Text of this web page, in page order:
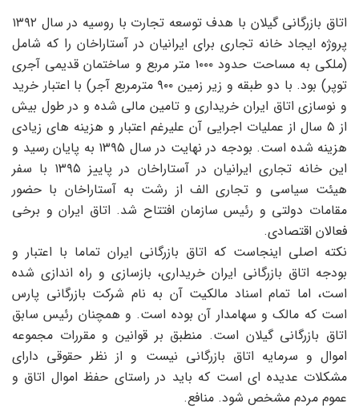
اتاق بازرگانی گیلان با هدف توسعه تجارت با روسیه در سال ۱۳۹۲
پروژه ایجاد خانه تجاری برای ایرانیان در آستاراخان را که شامل
(ملکی به مساحت حدود ۱۰۰۰ متر مربع و ساختمان قدیمی آجری
توپر) بود. با دو طبقه و زیر زمین ۹۰۰ مترمربع آجر) با اعتبار خرید
و نوسازی اتاق ایران خریداری و تامین مالی شده و در طول بیش
از ۵ سال از عملیات اجرایی آن علیرغم اعتبار و هزینه های زیادی
هزینه شده است. بودجه در نهایت در سال ۱۳۹۵ به پایان رسید و
این خانه تجاری ایرانیان در آستاراخان در پاییز ۱۳۹۵ با سفر
هیئت سیاسی و تجاری الف از رشت به آستاراخان با حضور
مقامات دولتی و رئیس سازمان افتتاح شد. اتاق ایران و برخی
فعالان اقتصادی.
نکته اصلی اینجاست که اتاق بازرگانی ایران تماما با اعتبار و
بودجه اتاق بازرگانی ایران خریداری، بازسازی و راه اندازی شده
است، اما تمام اسناد مالکیت آن به نام شرکت بازرگانی پارس
است که مالک و سهامدار آن بوده است. و همچنان رئیس سابق
اتاق بازرگانی گیلان است. منطبق بر قوانین و مقررات مجموعه
اموال و سرمایه اتاق بازرگانی نیست و از نظر حقوقی دارای
مشکلات عدیده ای است که باید در راستای حفظ اموال اتاق و
عموم مردم مشخص شود. منافع.